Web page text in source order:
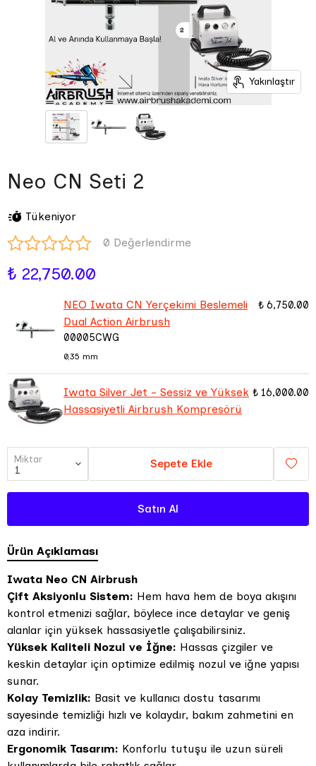
Yakınlaştır
Neo CN Seti 2
Tükeniyor
0 Değerlendirme
₺ 22,750.00
NEO Iwata CN Yerçekimi Beslemeli
Dual Action Airbrush
₺ 6,750.00
00005CWG
0,35 mm
Iwata Silver Jet - Sessiz ve Yüksek
Hassasiyetli Airbrush Kompresörü
₺ 16,000.00
Miktar Sepete Ekle
Satın Al
Ürün Açıklaması
Iwata Neo CN Airbrush
Çift Aksiyonlu Sistem: Hem hava hem de boya akışını
kontrol etmenizi sağlar, böylece ince detaylar ve geniş
alanlar için yüksek hassasiyetle çalışabilirsiniz.
Yüksek Kaliteli Nozul ve İğne: Hassas çizgiler ve
keskin detaylar için optimize edilmiş nozul ve iğne yapısı
sunar.
Kolay Temizlik: Basit ve kullanıcı dostu tasarımı
sayesinde temizliği hızlı ve kolaydır, bakım zahmetini en
aza indirir.
Ergonomik Tasarım: Konforlu tutuşu ile uzun süreli